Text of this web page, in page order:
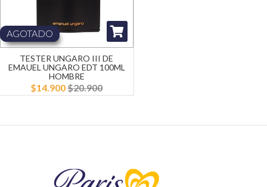
AGOTADO
TESTER UNGARO III DE
EMAUEL UNGARO EDT 100ML
HOMBRE
$14.900$20.900